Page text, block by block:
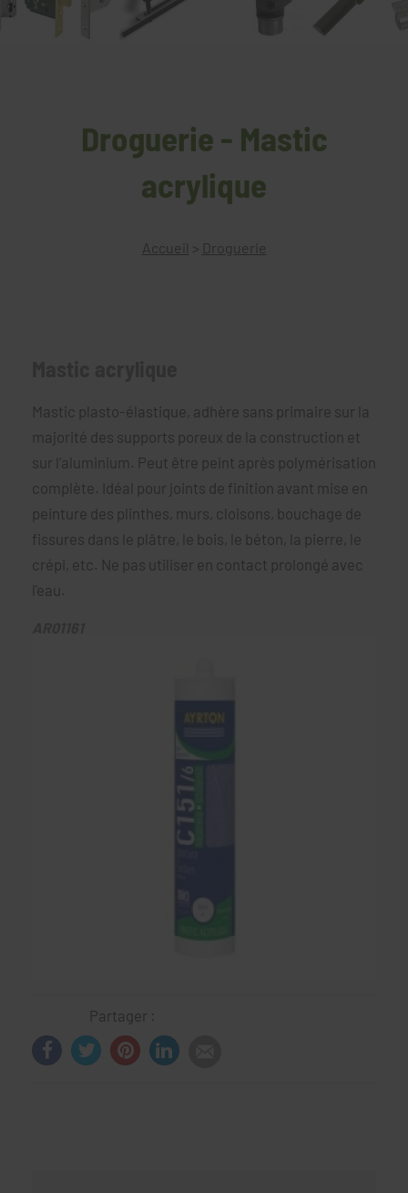
Droguerie - Mastic
acrylique
Accueil > Droguerie
Mastic plasto-élastique, adhère sans primaire sur la
majorité des supports poreux de la construction et
sur l’aluminium. Peut être peint après polymérisation
complète. Idéal pour joints de finition avant mise en
peinture des plinthes, murs, cloisons, bouchage de
fissures dans le plâtre, le bois, le béton, la pierre, le
crépi, etc. Ne pas utiliser en contact prolongé avec
l'eau.
Partager :